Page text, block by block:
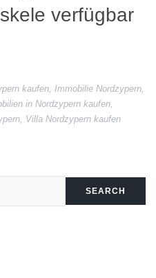
verfügbar
kaufen, Immobilie Nordzypern,
in Nordzypern kaufen,
, Villa Nordzypern kaufen
SEARCH